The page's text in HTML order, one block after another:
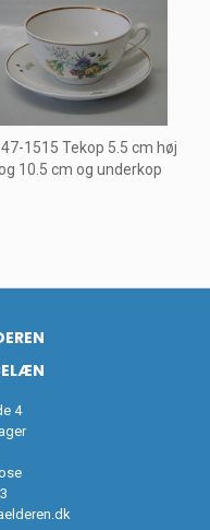
1515 Tekop 5.5 cm høj
10.5 cm og underkop
4